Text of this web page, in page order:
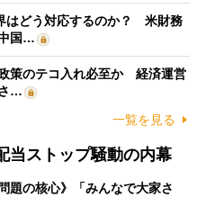
はどう対応するのか？ 米財務
国…
策のテコ入れ必至か 経済運営
…
一覧を見る
当ストップ騒動の内幕
題の核心》「みんなで大家さ